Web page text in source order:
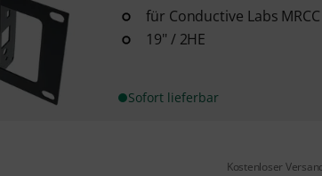
für Conductive Labs
19" / 2HE
Sofort lieferbar
Kostenloser